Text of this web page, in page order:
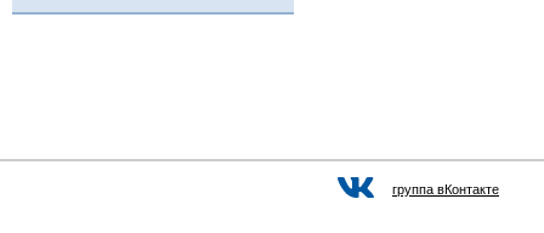
группа вКонтакте